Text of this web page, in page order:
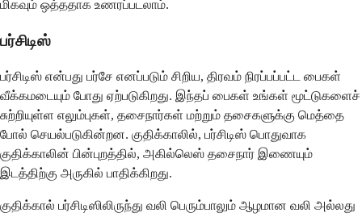
மிகவும் ஒத்ததாக உணரப்படலாம்.
பர்சிடிஸ்
பர்சிடிஸ் என்பது பர்சே எனப்படும் சிறிய, திரவம் நிரப்பப்பட்ட பைகள்
வீக்கமடையும் போது ஏற்படுகிறது. இந்தப் பைகள் உங்கள் மூட்டுகளைச்
சுற்றியுள்ள எலும்புகள், தசைநார்கள் மற்றும் தசைகளுக்கு மெத்தை
போல் செயல்படுகின்றன. குதிக்காலில், பர்சிடிஸ் பொதுவாக
குதிக்காலின் பின்புறத்தில், அகில்லெஸ் தசைநார் இணையும்
இடத்திற்கு அருகில் பாதிக்கிறது.
குதிக்கால் பர்சிடிஸிலிருந்து வலி பெரும்பாலும் ஆழமான வலி அல்லது